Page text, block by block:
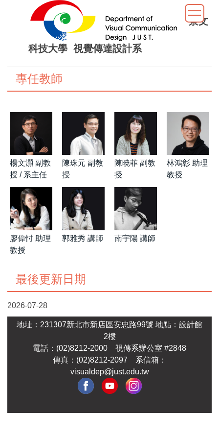
容
景文
科技大學 視覺傳達設計系
專任教師
楊文灝 副教
授 / 系主任
陳珠元 副教
授
陳暁菲 副教
授
林鴻彰 助理
教授
廖偉忖 助理
教授
郭雅秀 講師 南宇陽 講師
最後更新日期
2026-07-28
地址：231307新北市新店區安忠路99號 地點：設計館
2樓
電話：(02)8212-2000
視傳系辦公室 #2848
傳真：(02)8212-2097 系信箱：
visualdep@just.edu.tw